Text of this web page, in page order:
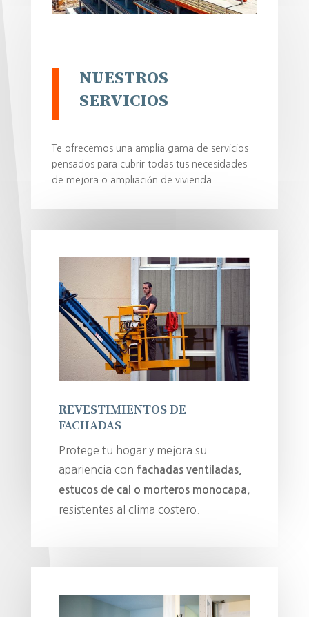
NUESTROS
SERVICIOS
Te ofrecemos una amplia gama de servicios
pensados para cubrir todas tus necesidades
de mejora o ampliación de vivienda.
REVESTIMIENTOS DE
FACHADAS
Protege tu hogar y mejora su
apariencia con fachadas ventiladas,
estucos de cal o morteros monocapa
resistentes al clima costero.